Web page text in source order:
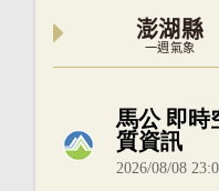
澎湖縣
一週氣象
內嵌空氣品質